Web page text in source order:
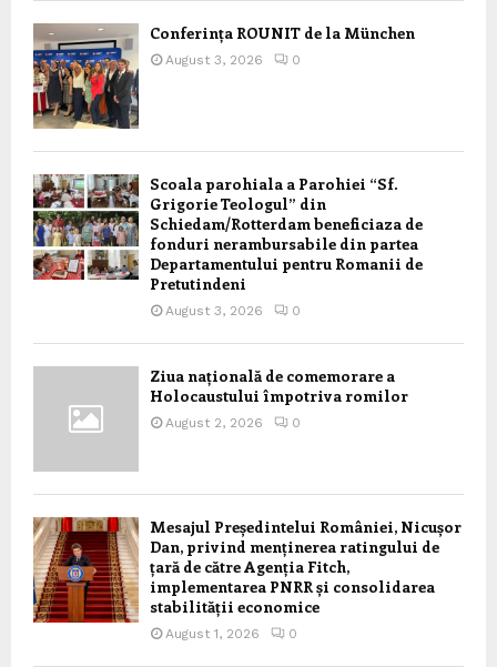
Conferința ROUNIT de la München
August 3, 2026 0
Scoala parohiala a Parohiei “Sf.
Grigorie Teologul” din
Schiedam/Rotterdam beneficiaza de
fonduri nerambursabile din partea
Departamentului pentru Romanii de
Pretutindeni
August 3, 2026 0
Ziua națională de comemorare a
Holocaustului împotriva romilor
August 2, 2026 0
Mesajul Președintelui României, Nicușor
Dan, privind menținerea ratingului de
țară de către Agenția Fitch,
implementarea PNRR și consolidarea
stabilității economice
August 1, 2026 0